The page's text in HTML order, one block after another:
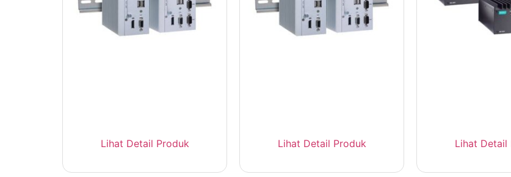
Lihat Detail Produk Lihat Detail Produk Lihat Detail